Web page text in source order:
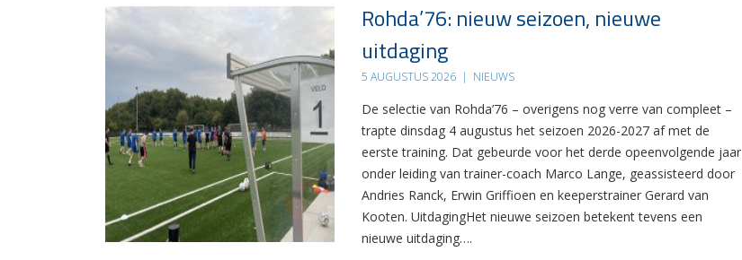
Rohda’76: nieuw seizoen, nieuwe
uitdaging
5 AUGUSTUS 2026 | NIEUWS
De selectie van Rohda’76 – overigens nog verre van compleet –
trapte dinsdag 4 augustus het seizoen 2026-2027 af met de
eerste training. Dat gebeurde voor het derde opeenvolgende jaar
onder leiding van trainer-coach Marco Lange, geassisteerd door
Andries Ranck, Erwin Griffioen en keeperstrainer Gerard van
Kooten. UitdagingHet nieuwe seizoen betekent tevens een
nieuwe uitdaging….